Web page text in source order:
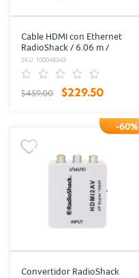
Cable HDMI con Ethernet
RadioShack / 6.06 m /
Plástico / Negro con oro
SKU: 100048343
$459.00 $229.50
-60%
Convertidor RadioShack